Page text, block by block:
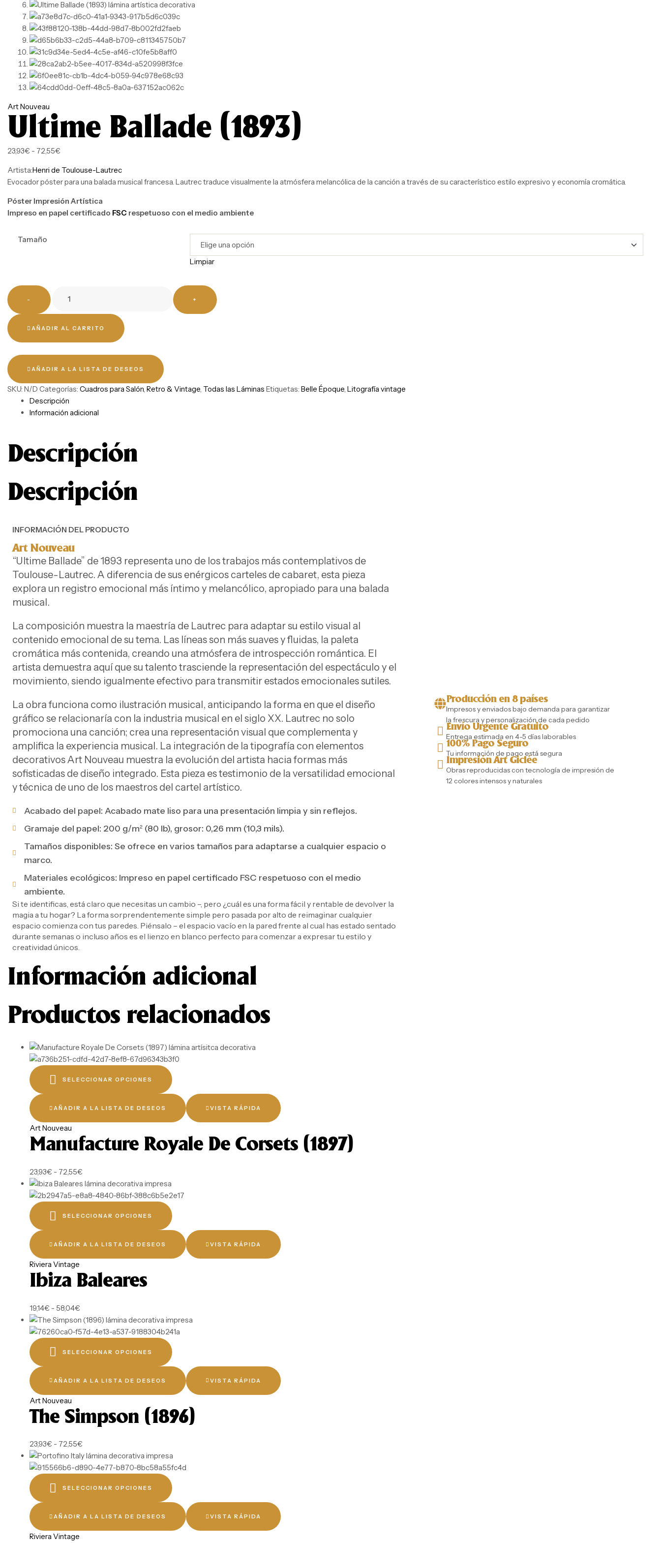
Art Nouveau
Ultime Ballade (1893)
23,93€ - 72,55€
Artista:Henri de Toulouse-Lautrec
Evocador póster para una balada musical francesa. Lautrec traduce visualmente la atmósfera melancólica de la canción a través de su característico estilo expresivo y economía cromática.
Póster Impresión Artística
Impreso en papel certificado FSC respetuoso con el medio ambiente
Tamaño
Limpiar
- +
AÑADIR AL CARRITO
AÑADIR A LA LISTA DE DESEOS
SKU: N/D Categorías: Cuadros para Salón Retro & Vintage Todas las Láminas Etiquetas: Belle Époque Litografía vintage
Descripción
Información adicional
Descripción
Descripción
INFORMACIÓN DEL PRODUCTO
Art Nouveau
“Ultime Ballade” de 1893 representa uno de los trabajos más contemplativos de
Toulouse-Lautrec. A diferencia de sus enérgicos carteles de cabaret, esta pieza
explora un registro emocional más íntimo y melancólico, apropiado para una balada
musical.
La composición muestra la maestría de Lautrec para adaptar su estilo visual al
contenido emocional de su tema. Las líneas son más suaves y fluidas, la paleta
cromática más contenida, creando una atmósfera de introspección romántica. El
artista demuestra aquí que su talento trasciende la representación del espectáculo y el
movimiento, siendo igualmente efectivo para transmitir estados emocionales sutiles.
La obra funciona como ilustración musical, anticipando la forma en que el diseño
gráfico se relacionaría con la industria musical en el siglo XX. Lautrec no solo
promociona una canción; crea una representación visual que complementa y
amplifica la experiencia musical. La integración de la tipografía con elementos
decorativos Art Nouveau muestra la evolución del artista hacia formas más
sofisticadas de diseño integrado. Esta pieza es testimonio de la versatilidad emocional
y técnica de uno de los maestros del cartel artístico.
Acabado del papel: Acabado mate liso para una presentación limpia y sin reflejos.
Gramaje del papel: 200 g/m² (80 lb), grosor: 0,26 mm (10,3 mils).
Tamaños disponibles: Se ofrece en varios tamaños para adaptarse a cualquier espacio o
marco.
Materiales ecológicos: Impreso en papel certificado FSC respetuoso con el medio
ambiente.
Si te identificas, está claro que necesitas un cambio –, pero ¿cuál es una forma fácil y rentable de devolver la
magia a tu hogar? La forma sorprendentemente simple pero pasada por alto de reimaginar cualquier
espacio comienza con tus paredes. Piénsalo – el espacio vacío en la pared frente al cual has estado sentado
durante semanas o incluso años es el lienzo en blanco perfecto para comenzar a expresar tu estilo y
creatividad únicos.
Producción en 8 países
Impresos y enviados bajo demanda para garantizar
la frescura y personalización de cada pedido
Envío Urgente Gratuito
Entrega estimada en 4-5 días laborables
100% Pago Seguro
Tu información de pago está segura
Impresión Art Giclée
Obras reproducidas con tecnología de impresión de
12 colores intensos y naturales
Información adicional
Productos relacionados
SELECCIONAR OPCIONES
AÑADIR A LA LISTA DE DESEOS VISTA RÁPIDA
Art Nouveau
Manufacture Royale De Corsets (1897)
23,93€ - 72,55€
SELECCIONAR OPCIONES
AÑADIR A LA LISTA DE DESEOS VISTA RÁPIDA
Riviera Vintage
Ibiza Baleares
19,14€ - 58,04€
SELECCIONAR OPCIONES
AÑADIR A LA LISTA DE DESEOS VISTA RÁPIDA
Art Nouveau
The Simpson (1896)
23,93€ - 72,55€
SELECCIONAR OPCIONES
AÑADIR A LA LISTA DE DESEOS VISTA RÁPIDA
Riviera Vintage